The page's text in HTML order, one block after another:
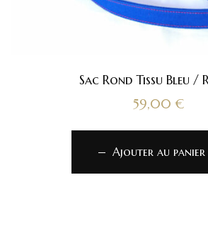
Sac Rond Tissu Bleu /
59,00 €
Ajouter au panier